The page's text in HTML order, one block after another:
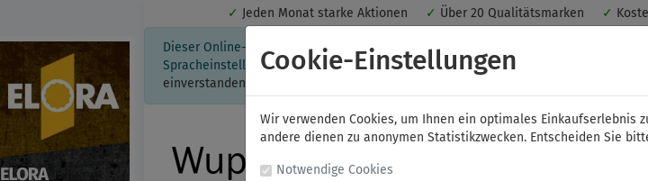
✓ Jeden Monat starke Aktionen ✓ Über 20 Qualitätsmarken ✓
Dieser Online-Shop verwendet Cookies für ein optimales Einkaufserlebnis. Dabei
Spracheinstellung auf Ihrem Rechner gespeichert. Ohne Cookies ist der
einverstanden, klicken Sie bitte hier.
Cookie-Einstellungen
Wir verwenden Cookies, um Ihnen ein optimales Einkaufserlebnis
andere dienen zu anonymen Statistikzwecken. Entscheiden Sie
Notwendige Cookies